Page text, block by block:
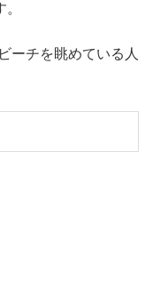
ーチを眺めている人